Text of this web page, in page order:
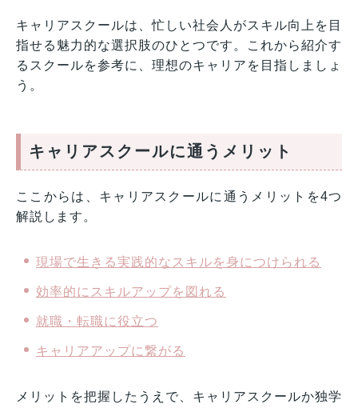
キャリアスクールは、忙しい社会人がスキル向上を目
指せる魅力的な選択肢のひとつです。これから紹介す
るスクールを参考に、理想のキャリアを目指しましょ
う。
キャリアスクールに通うメリット
ここからは、キャリアスクールに通うメリットを4つ
解説します。
現場で生きる実践的なスキルを身につけられる
効率的にスキルアップを図れる
就職・転職に役立つ
キャリアアップに繋がる
メリットを把握したうえで、キャリアスクールか独学